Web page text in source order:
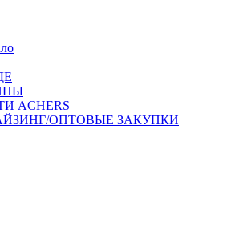
ACHERS
ОПТОВЫЕ ЗАКУПКИ